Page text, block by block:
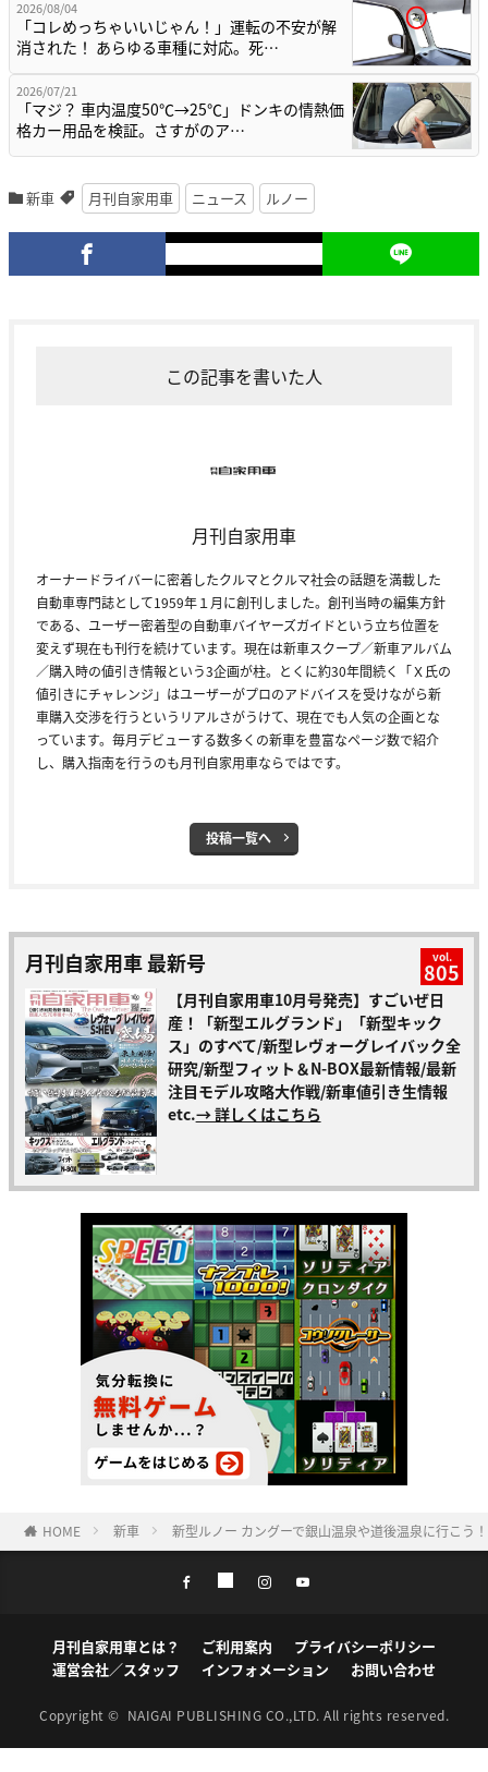
2026/08/04
「コレめっちゃいいじゃん！」運転の不安が解
消された！ あらゆる車種に対応。死…
2026/07/21
「マジ？ 車内温度50℃→25℃」ドンキの情熱価
格カー用品を検証。さすがのア…
新車 月刊自家用車 ニュース ルノー
この記事を書いた人
月刊自家用車
オーナードライバーに密着したクルマとクルマ社会の話題を満載した
自動車専門誌として1959年１月に創刊しました。創刊当時の編集方針
である、ユーザー密着型の自動車バイヤーズガイドという立ち位置を
変えず現在も刊行を続けています。現在は新車スクープ／新車アルバム
／購入時の値引き情報という3企画が柱。とくに約30年間続く「Ｘ氏の
値引きにチャレンジ」はユーザーがプロのアドバイスを受けながら新
車購入交渉を行うというリアルさがうけて、現在でも人気の企画とな
っています。毎月デビューする数多くの新車を豊富なページ数で紹介
し、購入指南を行うのも月刊自家用車ならではです。
投稿一覧へ
月刊自家用車 最新号 vol.
805
【月刊自家用車10月号発売】すごいぜ日
産！「新型エルグランド」「新型キック
ス」のすべて/新型レヴォーグレイバック全
研究/新型フィット＆N-BOX最新情報/最新
注目モデル攻略大作戦/新車値引き生情報
etc.→ 詳しくはこちら
HOME 新車 新型ルノー カングーで銀山温泉や道後温泉に行こ
月刊自家用車とは？ ご利用案内
プライバシーポリシー
運営会社／スタッフ
インフォメーション お問い合わせ
Copyright © NAIGAI PUBLISHING CO.,LTD. All rights reserved.